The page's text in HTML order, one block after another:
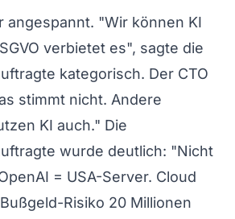
angespannt. "Wir können KI
verbietet es", sagte die
kategorisch. Der CTO
stimmt nicht. Andere
KI auch." Die
wurde deutlich: "Nicht
= USA-Server. Cloud
Risiko 20 Millionen